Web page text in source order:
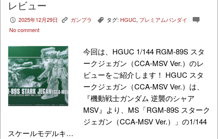
レビュー
P 2025年12月29日 K ガンプラ , タグ: HGUC, プレミアムバンダイ c
No comment
今回は、HGUC 1/144 RGM-89S スタ
ークジェガン（CCA-MSV Ver.）のレ
ビューをご紹介します！ HGUC スタ
ークジェガン（CCA-MSV Ver.）は、
『機動戦士ガンダム 逆襲のシャア
MSV』より、MS「RGM-89S スターク
ジェガン（CCA-MSV Ver.）」の1/144
スケールモデルキ…